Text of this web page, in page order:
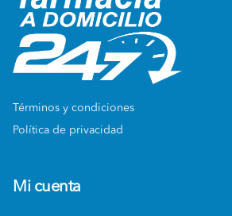
Términos y condiciones
Política de privacidad
Mi cuenta